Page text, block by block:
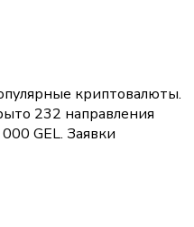
криптовалюты.
232 направления
GEL. Заявки